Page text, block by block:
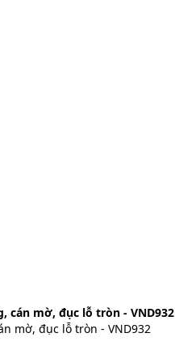
cán mờ, đục lỗ tròn - VND932
mờ, đục lỗ tròn - VND932